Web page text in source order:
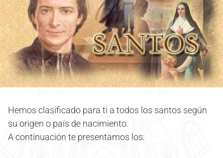
Hemos clasificado para ti a todos los santos según
su origen o país de nacimiento.
A continuación te presentamos los: